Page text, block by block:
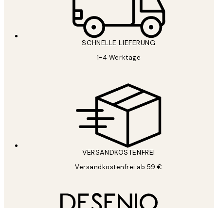
SCHNELLE LIEFERUNG
1-4 Werktage
VERSANDKOSTENFREI
Versandkostenfrei ab 59 €